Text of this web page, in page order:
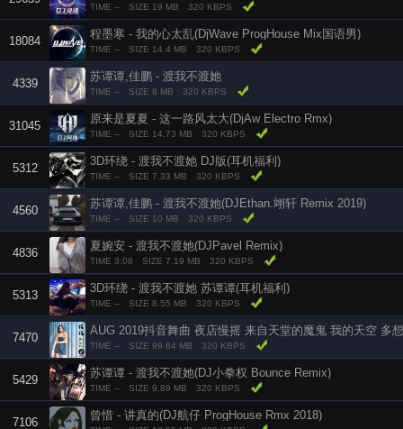
TIME -- SIZE 19 MB 320 KBPS
18084
程墨寒 - 我的心太乱(DjWave ProgHouse Mix国语男)
TIME -- SIZE 14.4 MB 320 KBPS
4339
苏谭谭,佳鹏 - 渡我不渡她
TIME -- SIZE 8 MB 320 KBPS
31045
原来是夏夏 - 这一路风太大(DjAw Electro Rmx)
TIME -- SIZE 14.73 MB 320 KBPS
5312
3D环绕 - 渡我不渡她 DJ版(耳机福利)
TIME -- SIZE 7.33 MB 320 KBPS
4560
苏谭谭,佳鹏 - 渡我不渡她(DJEthan.翊轩 Remix 2019)
TIME -- SIZE 10 MB 320 KBPS
4836
夏婉安 - 渡我不渡她(DJPavel Remix)
TIME 3:08 SIZE 7.19 MB 320 KBPS
5313
3D环绕 - 渡我不渡她 苏谭谭(耳机福利)
TIME -- SIZE 8.55 MB 320 KBPS
7470
TIME -- SIZE 99.84 MB 320 KBPS
5429
苏谭谭 - 渡我不渡她(DJ小拳权 Bounce Remix)
TIME -- SIZE 9.89 MB 320 KBPS
7106
曾惜 - 讲真的(DJ航仔 ProgHouse Rmx 2018)